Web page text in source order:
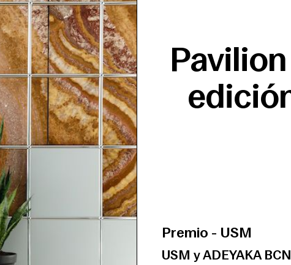
Premio - USM
USM y ADEYAKA BCN